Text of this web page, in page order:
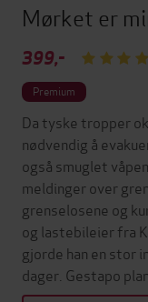
Mørket er
399,-
Premium
Da tyske tropper
nødvendig å
også smuglet
meldinger over
grenselosene og
og lastebileier fra
gjorde han en stor
dager. Gestapo